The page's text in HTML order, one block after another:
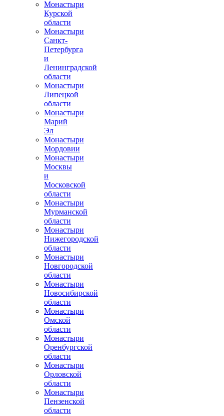
Монастыри
Курской
области
Монастыри
Санкт-
Петербурга
и
Ленинградской
области
Монастыри
Липецкой
области
Монастыри
Марий
Эл
Монастыри
Мордовии
Монастыри
Москвы
и
Московской
области
Монастыри
Мурманской
области
Монастыри
Нижегородской
области
Монастыри
Новгородской
области
Монастыри
Новосибирской
области
Монастыри
Омской
области
Монастыри
Оренбургской
области
Монастыри
Орловской
области
Монастыри
Пензенской
области